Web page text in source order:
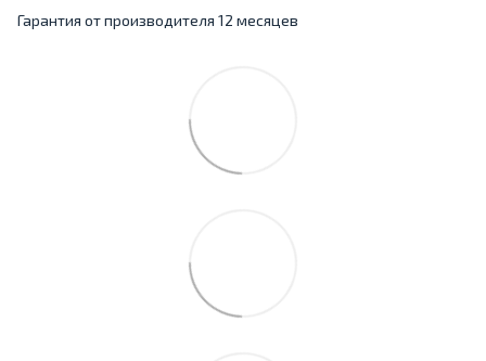
Гарантия от производителя 12 месяцев